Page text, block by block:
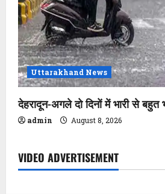
Uttarakhand News
देहरादून-अगले दो दिनों में भारी से बहुत
admin August 8, 2026
VIDEO ADVERTISEMENT